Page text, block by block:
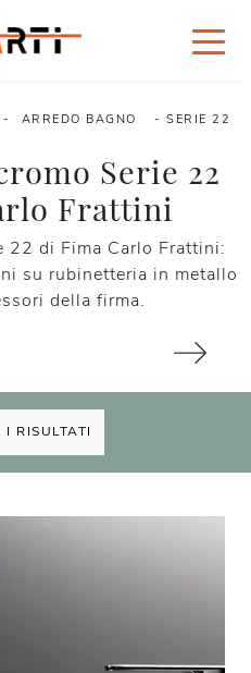
- ARREDO BAGNO -SERIE 22
Serie 22
Frattini
22 di Fima Carlo Frattini:
su rubinetteria in metallo
della firma.
I RISULTATI